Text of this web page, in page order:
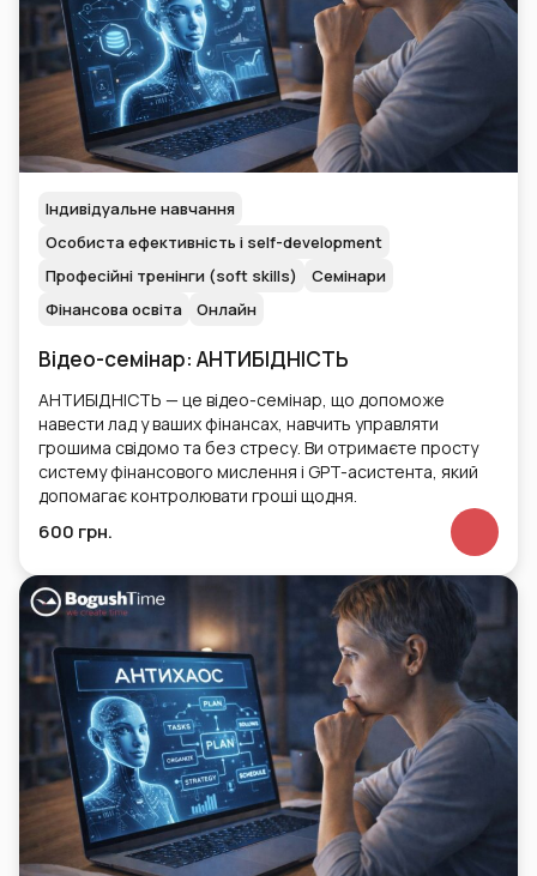
Індивідуальне навчання
Особиста ефективність і self-development
Професійні тренінги (soft skills)
Семінари
Фінансова освіта
Онлайн
Відео-семінар: АНТИБІДНІСТЬ
АНТИБІДНІСТЬ — це відео-семінар, що допоможе
навести лад у ваших фінансах, навчить управляти
грошима свідомо та без стресу. Ви отримаєте просту
систему фінансового мислення і GPT-асистента, який
допомагає контролювати гроші щодня.
600 грн.